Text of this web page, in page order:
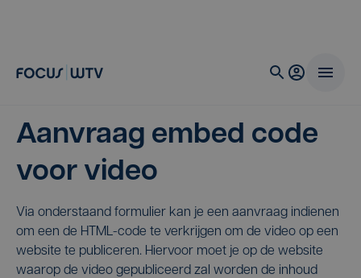
Aanvraag embed code
voor video
Via onderstaand formulier kan je een aanvraag indienen
om een de HTML-code te verkrijgen om de video op een
website te publiceren. Hiervoor moet je op de website
waarop de video gepubliceerd zal worden de inhoud